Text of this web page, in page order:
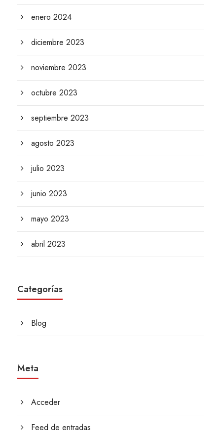
enero 2024
diciembre 2023
noviembre 2023
octubre 2023
septiembre 2023
agosto 2023
julio 2023
junio 2023
mayo 2023
abril 2023
Categorías
Blog
Meta
Acceder
Feed de entradas